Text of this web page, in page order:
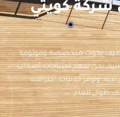
شركة كويتي
يخوت متخصصة وموثوقة
نحن نفهم احتياجات أصحاب
ونوفر خدمات احترافية
طوال العام.